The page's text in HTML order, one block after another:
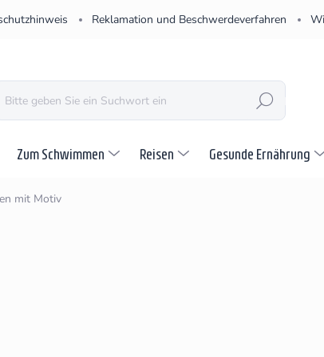
Reklamation und Beschwerdeverfahren
SUCHEN
Zum Schwimmen Reisen Gesunde Ernährung
mit Motiv